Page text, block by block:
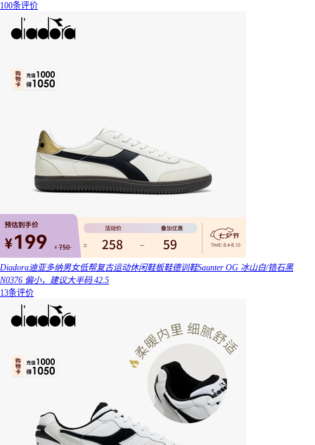
100条评价
Diadora迪亚多纳男女低帮复古运动休闲鞋板鞋德训鞋Saunter OG 冰山白/锆石黑
N0376 偏小，建议大半码 42.5
13条评价